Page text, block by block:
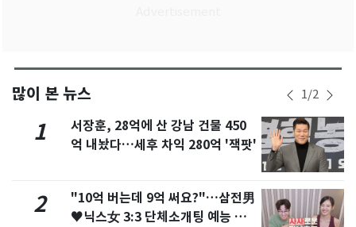
많이 본 뉴스 1/2
1
서장훈, 28억에 산 강남 건물 450
억 내놨다…세후 차익 280억 '잭팟'
2
"10억 버는데 9억 써요?"…삼전男
♥닉스女 3:3 단체소개팅 예능 화